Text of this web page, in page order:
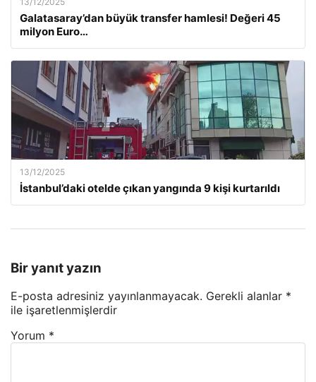
Galatasaray’dan büyük transfer hamlesi! Değeri 45
milyon Euro…
13/12/2025
İstanbul’daki otelde çıkan yangında 9 kişi kurtarıldı
Bir yanıt yazın
E-posta adresiniz yayınlanmayacak. Gerekli alanlar *
ile işaretlenmişlerdir
Yorum *